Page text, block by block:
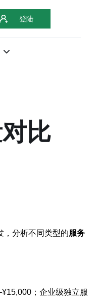
登陆
比
，分析不同类型的服务
；企业级独立服